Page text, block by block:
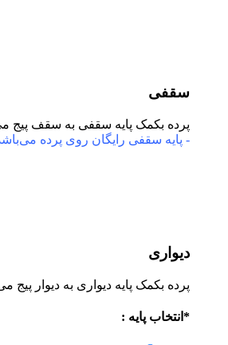
سقفی
پرده بکمک پایه سقفی به سقف پیج
- پایه سقفی رایگان روی پرده می‌باشد.
دیواری
پرده بکمک پایه دیواری به دیوار پیج
انتخاب پایه :